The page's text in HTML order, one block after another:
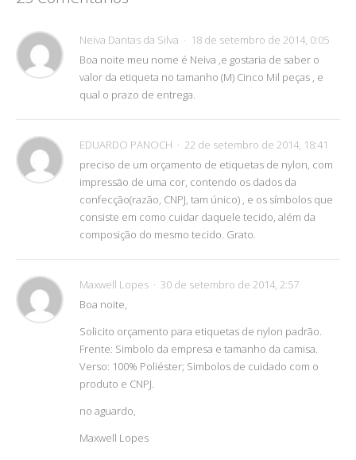
Neiva Dantas da Silva
18 de setembro de 2014, 0:05
Boa noite meu nome é Neiva ,e gostaria de saber o
valor da etiqueta no tamanho (M) Cinco Mil peças , e
qual o prazo de entrega.
EDUARDO PANOCH
22 de setembro de 2014, 18:41
preciso de um orçamento de etiquetas de nylon, com
impressão de uma cor, contendo os dados da
confecção(razão, CNPJ, tam único) , e os símbolos que
consiste em como cuidar daquele tecido, além da
composição do mesmo tecido. Grato.
Maxwell Lopes
30 de setembro de 2014, 2:57
Boa noite,
Solicito orçamento para etiquetas de nylon padrão.
Frente: Simbolo da empresa e tamanho da camisa.
Verso: 100% Poliéster; Simbolos de cuidado com o
produto e CNPJ.
no aguardo,
Maxwell Lopes